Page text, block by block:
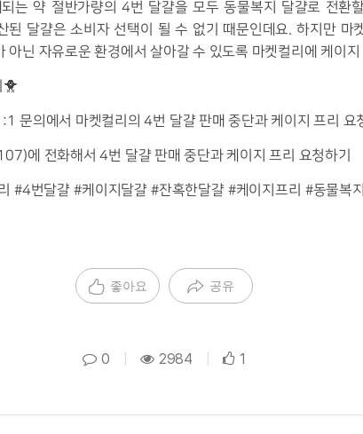
되는 약 절반가량의4번 달걀을 모두 동물복지 달걀로 전환
된 달걀은 소비자 선택이 될 수 없기 때문인데요.하지만 마
아닌 자유로운 환경에서 살아갈 수 있도록 마켓컬리에 케이
🐥
문의에서 마켓컬리의4번 달걀 판매 중단과 케이지 프리 요
에 전화해서4번 달걀 판매 중단과 케이지 프리 요청하기
#4번달걀#케이지달걀 #잔혹한달걀 #케이지프리 #동물복
좋아요 공유
0 2984 1